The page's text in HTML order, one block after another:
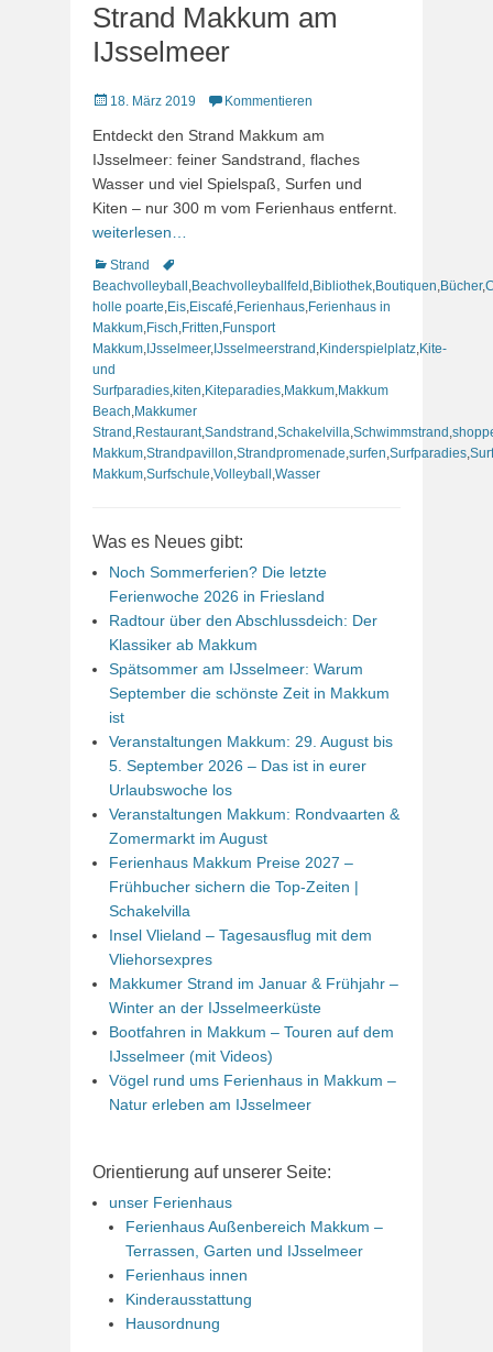
Strand Makkum am
IJsselmeer
Veröffentlicht
18. März 2019 Kommentieren
Entdeckt den Strand Makkum am
IJsselmeer: feiner Sandstrand, flaches
Wasser und viel Spielspaß, Surfen und
Kiten – nur 300 m vom Ferienhaus entfernt.
weiterlesen…
Kategorien
Strand
Schlagworte
Beachvolleyball ,Beachvolleyballfeld ,Bibliothek,Boutiquen,Bücher,
holle poarte,Eis,Eiscafé,Ferienhaus,Ferienhaus in
Makkum,Fisch,Fritten,Funsport
Makkum, IJsselmeer, IJsselmeerstrand ,Kinderspielplatz,Kite-
und
Surfparadies,kiten,Kiteparadies,Makkum,Makkum
Beach,Makkumer
Strand ,Restaurant,Sandstrand ,Schakelvilla,Schwimmstrand ,
Makkum,Strandpavillon,Strandpromenade,surfen,Surfparadies,
Makkum,Surfschule,Volleyball ,Wasser
Was es Neues gibt:
Noch Sommerferien? Die letzte
Ferienwoche 2026 in Friesland
Radtour über den Abschlussdeich: Der
Klassiker ab Makkum
Spätsommer am IJsselmeer: Warum
September die schönste Zeit in Makkum
ist
Veranstaltungen Makkum: 29. August bis
5. September 2026 – Das ist in eurer
Urlaubswoche los
Veranstaltungen Makkum: Rondvaarten &
Zomermarkt im August
Ferienhaus Makkum Preise 2027 –
Frühbucher sichern die Top-Zeiten |
Schakelvilla
Insel Vlieland – Tagesausflug mit dem
Vliehorsexpres
Makkumer Strand im Januar & Frühjahr –
Winter an der IJsselmeerküste
Bootfahren in Makkum – Touren auf dem
IJsselmeer (mit Videos)
Vögel rund ums Ferienhaus in Makkum –
Natur erleben am IJsselmeer
Orientierung auf unserer Seite:
unser Ferienhaus
Ferienhaus Außenbereich Makkum –
Terrassen, Garten und IJsselmeer
Ferienhaus innen
Kinderausstattung
Hausordnung